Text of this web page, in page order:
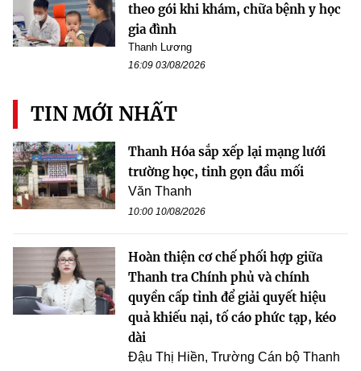
theo gói khi khám, chữa bệnh y học
gia đình
Thanh Lương
16:09 03/08/2026
TIN MỚI NHẤT
Thanh Hóa sắp xếp lại mạng lưới
trường học, tinh gọn đầu mối
Văn Thanh
10:00 10/08/2026
Hoàn thiện cơ chế phối hợp giữa
Thanh tra Chính phủ và chính
quyền cấp tỉnh để giải quyết hiệu
quả khiếu nại, tố cáo phức tạp, kéo
dài
Đậu Thị Hiền, Trường Cán bộ Thanh